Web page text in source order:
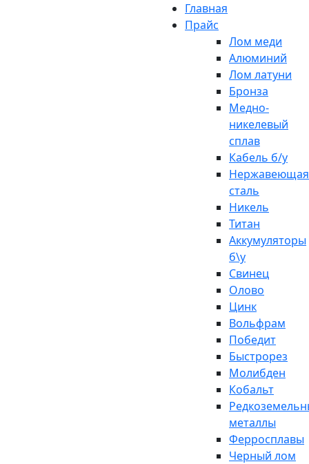
Главная
Прайс
Лом меди
Алюминий
Лом латуни
Бронза
Медно-
никелевый
сплав
Кабель б/у
Нержавеющая
сталь
Никель
Титан
Аккумуляторы
б\у
Свинец
Олово
Цинк
Вольфрам
Победит
Быстрорез
Молибден
Кобальт
металлы
Ферросплавы
Черный лом